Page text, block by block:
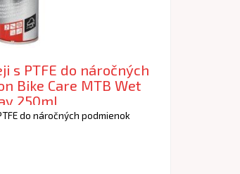
s PTFE do náročných
Bike Care MTB Wet
250ml
do náročných podmienok